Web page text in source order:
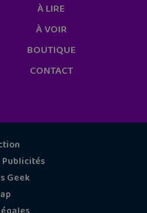
À LIRE
À VOIR
BOUTIQUE
CONTACT
Geek